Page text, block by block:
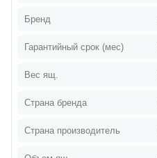
Бренд
Гарантийный срок (мес)
Вес ящ.
Страна бренда
Страна производитель